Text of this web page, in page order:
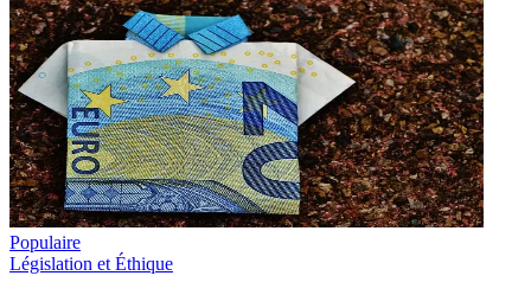
Populaire
Législation et Éthique